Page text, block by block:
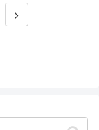
次